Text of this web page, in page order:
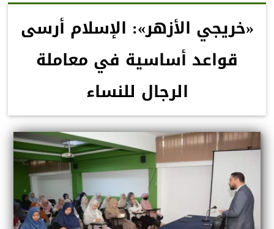
«خريجي الأزهر»: الإسلام أرسى
قواعد أساسية في معاملة
الرجال للنساء